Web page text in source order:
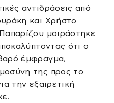
αντιδράσεις από
και Χρήστο
μοιράστηκε
ότι ο
έμφραγμα,
της προς το
την εξαιρετική